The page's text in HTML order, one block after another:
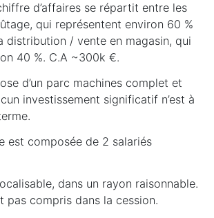
d’affaires se répartit entre les
qui représentent environ 60 %
distribution / vente en magasin, qui
40 %. C.A ~300k €.
d’un parc machines complet et
investissement significatif n’est à
est composée de 2 salariés
dans un rayon raisonnable.
pas compris dans la cession.